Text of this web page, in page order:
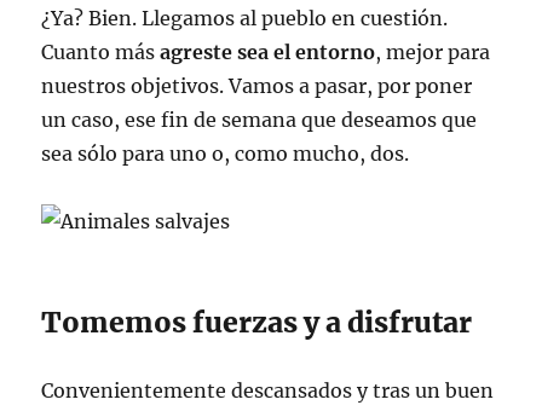
¿Ya? Bien. Llegamos al pueblo en cuestión.
Cuanto másagreste sea el entorno, mejor para
nuestros objetivos. Vamos a pasar, por poner
un caso, ese fin de semana que deseamos que
sea sólo para uno o, como mucho, dos.
Tomemos fuerzas y a disfrutar
Convenientemente descansados y tras un buen